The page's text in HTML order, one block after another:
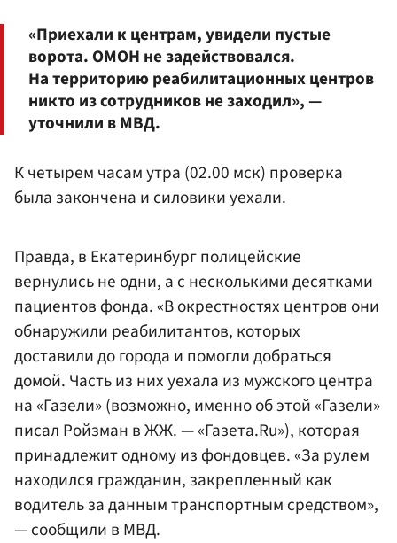
«Приехали к центрам, увидели пустые
ворота. ОМОН не задействовался.
На территорию реабилитационных центров
никто из сотрудников не заходил», —
уточнили в МВД.
К четырем часам утра (02.00 мск) проверка
была закончена и силовики уехали.
Правда, в Екатеринбург полицейские
вернулись не одни, а с несколькими десятками
пациентов фонда. «В окрестностях центров они
обнаружили реабилитантов, которых
доставили до города и помогли добраться
домой. Часть из них уехала из мужского центра
на «Газели» (возможно, именно об этой «Газели»
писал Ройзман в ЖЖ. — «Газета.Ru»), которая
принадлежит одному из фондовцев. «За рулем
находился гражданин, закрепленный как
водитель за данным транспортным средством»,
— сообщили в МВД.